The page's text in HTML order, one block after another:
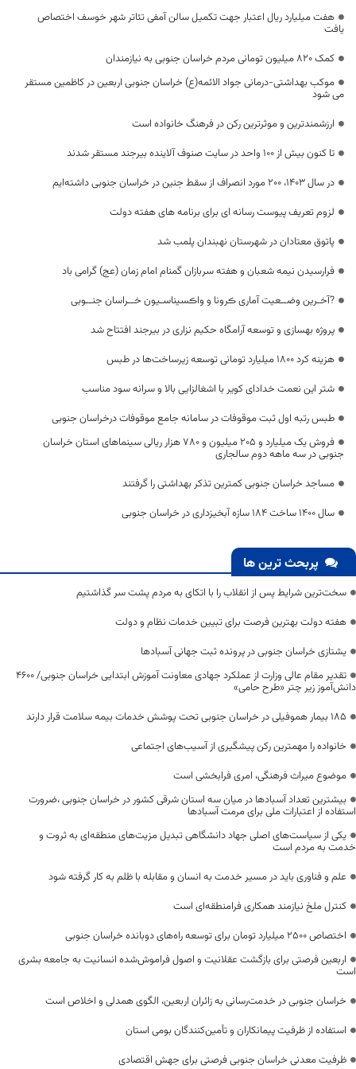
هفت میلیارد ریال اعتبار جهت تکمیل سالن آمفی تئاتر شهر خوسف اختصاص
یافت
کمک ۸۲۰ میلیون تومانی مردم خراسان جنوبی به نیازمندان
موکب بهداشتی-درمانی جواد الائمه(ع) خراسان جنوبی اربعین در کاظمین مستقر
می شود
ارزشمندترین و موثرترین رکن در فرهنگ خانواده است
تا کنون بیش از ۱۰۰ واحد در سایت صنوف آلاینده بیرجند مستقر شدند
در سال ۱۴۰۳، ۲۰۰ مورد انصراف از سقط جنین در خراسان جنوبی داشته‌ایم
لزوم تعریف پیوست رسانه ای برای برنامه های هفته دولت
پاتوق معتادان در شهرستان نهبندان پلمب شد
فرارسیدن نیمه شعبان و هفته سربازان گمنام امام زمان (عج) گرامی باد
?آخـرین وضــعیت آماری ڪرونا و واڪسیناسـیون خــراسان جنــوبی
پروژه بهسازی و توسعه آرامگاه حکیم‌ نزاری در بیرجند افتتاح شد
هزینه کرد ۱۸۰۰ میلیارد تومانی توسعه زیرساخت‌ها در طبس
شتر این نعمت خدادای کویر با اشغالزایی بالا و سرانه سود مناسب
طبس رتبه اول ثبت موقوفات در سامانه جامع موقوفات درخراسان جنوبی
فروش یک میلیارد و ۲۰۵ میلیون و ۷۸۰ هزار ریالی سینماهای استان خراسان
جنوبی در سه ماهه دوم سالجاری
مساجد خراسان جنوبی کمترین تذکر بهداشتی را گرفتند
سال ۱۴۰۰ ساخت ۱۸۴ سازه آبخیزداری در خراسان جنوبی
پربحث ترین ها
سخت‌ترین شرایط پس از انقلاب را با اتکای به مردم پشت سر گذاشتیم
هفته دولت بهترین فرصت برای تبیین خدمات نظام و دولت
یشتازی خراسان جنوبی در پرونده ثبت جهانی آسبادها
تقدیر مقام عالی وزارت از عملکرد جهادی معاونت آموزش ابتدایی خراسان جنوبی/ ۴۶۰۰
دانش‌آموز زیر چتر «طرح حامی»
۱۸۵ بیمار هموفیلی در خراسان جنوبی تحت پوشش خدمات بیمه سلامت قرار دارند
خانواده را مهمترین رکن پیشگیری از آسیب‌های اجتماعی
موضوع میراث فرهنگی، امری فرابخشی است
بیشترین تعداد آسبادها در میان سه استان شرقی کشور در خراسان جنوبی ،ضرورت
استفاده از اعتبارات ملی برای مرمت آسبادها
یکی از سیاست‌های اصلی جهاد دانشگاهی تبدیل مزیت‌های منطقه‌ای به ثروت و
خدمت به مردم است
علم و فناوری باید در مسیر خدمت به انسان و مقابله با ظلم به کار گرفته شود
کنترل ملخ نیازمند همکاری فرامنطقه‌ای است
اختصاص 2500 میلیارد تومان برای توسعه راه‌های دوبانده خراسان جنوبی
اربعین فرصتی برای بازگشت عقلانیت و اصول فراموش‌شده انسانیت به جامعه بشری
است
خراسان جنوبی در خدمت‌رسانی به زائران اربعین، الگوی همدلی و اخلاص است
استفاده از ظرفیت پیمانکاران و تأمین‌کنندگان بومی استان
ظرفیت معدنی خراسان جنوبی فرصتی برای جهش اقتصادی